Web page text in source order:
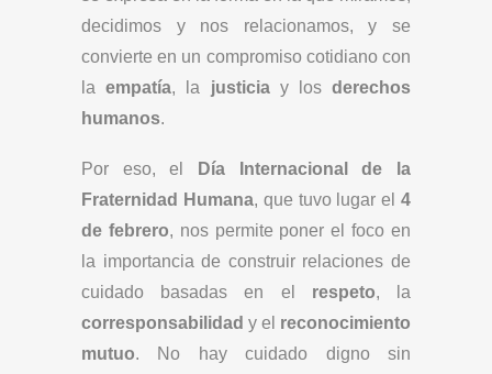
decidimos y nos relacionamos, y se
convierte en un compromiso cotidiano con
laempatía, la justiciay losderechos
humanos.
Por eso, el
Día Internacional de la
Fraternidad Humana, que tuvo lugar el4
de febrero, nos permite poner el foco en
la importancia de construir relaciones de
cuidado basadas en el respeto, la
corresponsabilidad y el reconocimiento
mutuo. No hay cuidado digno sin